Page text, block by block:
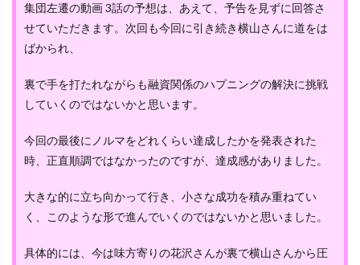
集団左遷の動画 3話の予想は、あえて、予告を見ずに回答さ
せていただきます。次回も今回に引き続き横山さんに道をは
ばかられ、
裏で手を打たれながらも融資関係のハプニングの解決に挑戦
していくのではないかと思います。
今回の最後にノルマをどれくらい達成したかを発表された
時、正直順調ではなかったのですが、達成感がありました。
大きな的に立ち向かって行き、小さな成功を積み重ねてい
く、このような形で進んでいくのではないかと思いました。
具体的には、今は味方寄りの花沢さんが裏で横山さんから圧